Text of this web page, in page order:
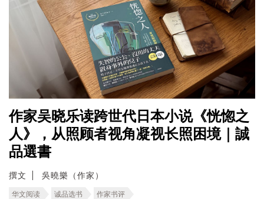
作家吴晓乐读跨世代日本小说《恍惚之
人》，从照顾者视角凝视长照困境｜誠
品選書
撰文 吳曉樂（作家）
华文阅读 诚品选书 作家书评